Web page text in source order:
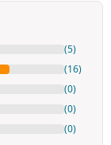
(5)
(16)
(0)
(0)
(0)